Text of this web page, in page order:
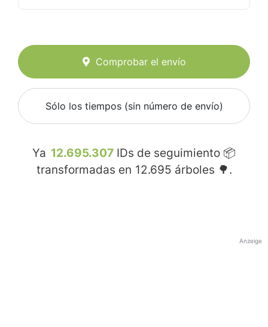
Comprobar el envío
Sólo los tiempos (sin número de envío)
Ya 12.695.307 IDs de seguimiento 📦
transformadas en 12.695 árboles 🌳.
Anzeige